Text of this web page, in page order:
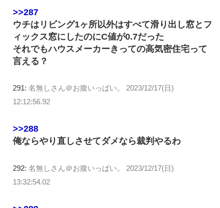
>>287
ウチはリビング1ヶ所以外はすべて滑り出し窓とフ
ィックス窓にしたのにC値が0.7だった
それでもハウスメーカーきっての高気密住宅って
言える？
291: 名無しさん＠お腹いっぱい。
2023/12/17(日)
12:12:56.92
>>288
俺ならやり直しさせてダメなら裁判やるわ
292: 名無しさん＠お腹いっぱい。
2023/12/17(日)
13:32:54.02